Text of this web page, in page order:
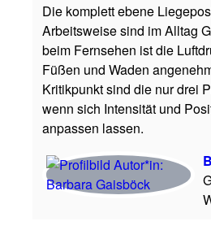
Die komplett ebene
Arbeitsweise sind im Alltag
beim Fernsehen ist die
Füßen und Waden
Kritikpunkt sind die nur drei
wenn sich Intensität und
anpassen lassen.